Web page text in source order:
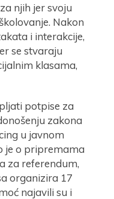
njih jer svoju
Nakon
i interakcije,
se stvaraju
klasama,
potpise za
zakona
u javnom
je o pripremama
za referendum,
organizira 17
najavili su i